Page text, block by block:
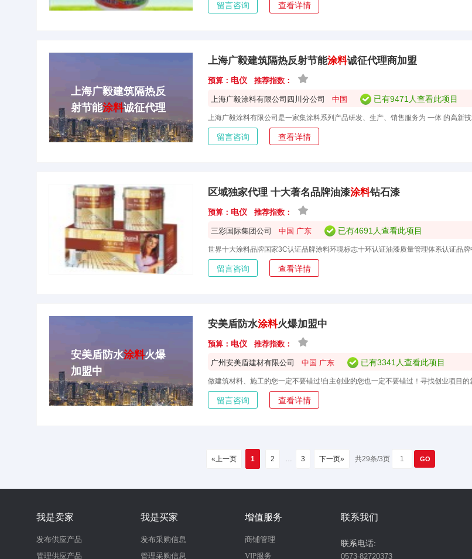
留言咨询 查看详情
上海广毅建筑隔热反
射节能涂料诚征代理
商加盟
上海广毅建筑隔热反射节能涂料诚征代理商加盟
预算： 电仪 推荐指数：
上海广毅涂料有限公司四川分公司 中国 已有9471人查看此项目
留言咨询 查看详情
区域独家代理 十大著名品牌油漆涂料钻石漆
预算： 电仪 推荐指数：
三彩国际集团公司 中国 广东 已有4691人查看此项目
留言咨询 查看详情
安美盾防水涂料火爆
加盟中
安美盾防水涂料火爆加盟中
预算： 电仪 推荐指数：
广州安美盾建材有限公司 中国 广东 已有3341人查看此项目
留言咨询 查看详情
«上一页 1 2 … 3 下一页» 共29条/3页
我是卖家
发布供应产品
管理供应产品
我是买家
发布采购信息
管理采购信息
增值服务
商铺管理
VIP服务
联系我们
联系电话:
0573-82720373